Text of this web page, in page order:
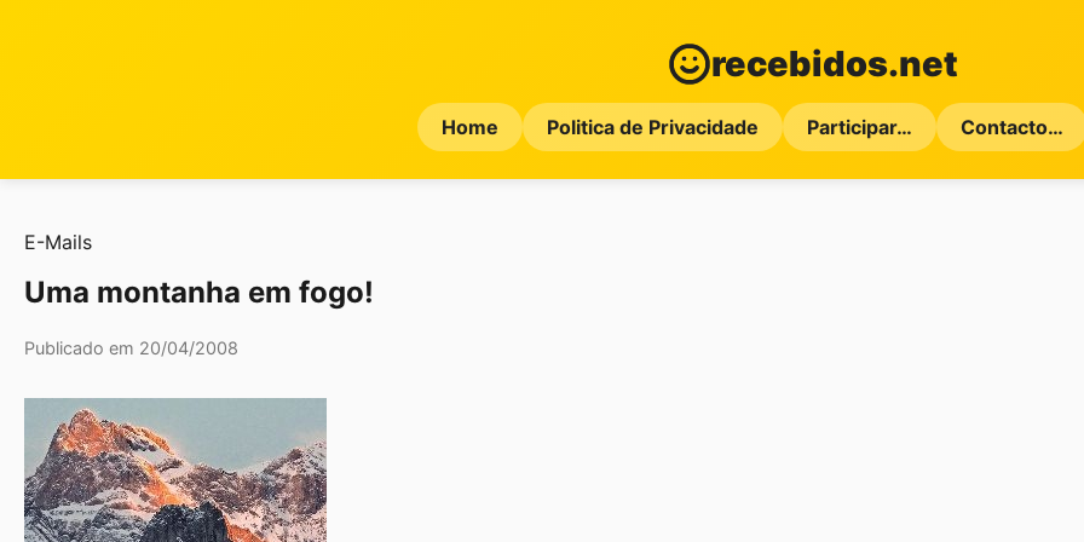
recebidos.net
Home Politica de Privacidade Participar… Contacto…
E-Mails
Uma montanha em fogo!
Publicado em 20/04/2008